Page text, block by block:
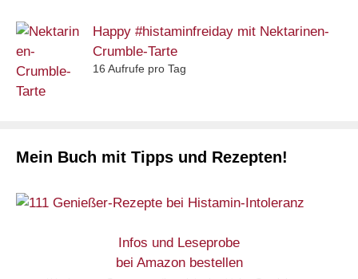
Happy #histaminfreiday mit Nektarinen-
Crumble-Tarte
16 Aufrufe pro Tag
Mein Buch mit Tipps und Rezepten!
Infos und Leseprobe
bei Amazon bestellen